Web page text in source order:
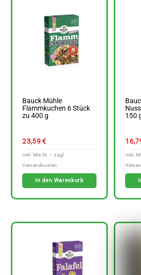
Bauck Mühle
Flammkuchen 6 Stück
zu 400 g
23,59€
In den Warenkorb
150